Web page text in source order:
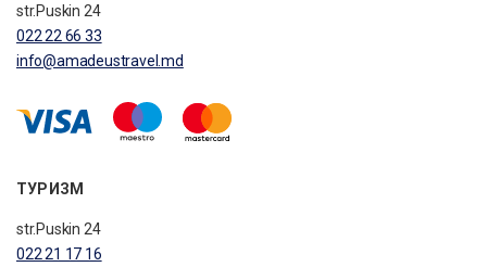
str.Puskin 24
022 22 66 33
info@amadeustravel.md
ТУРИЗМ
str.Puskin 24
022 21 17 16